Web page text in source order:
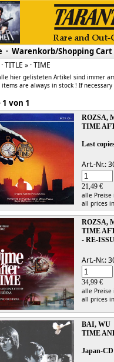
· Warenkorb/Shopping Cart
TITLE » · TIME
hier gelisteten Artikel sind immer
are always in stock ! If
1 von 1
ROZSA,
TIME
Last
Art.-Nr.:
21,49 €
alle
all prices
ROZSA,
TIME
- RE-
Art.-Nr.:
34,99 €
alle
all prices
BAI, WU
TIME
Japan-CD